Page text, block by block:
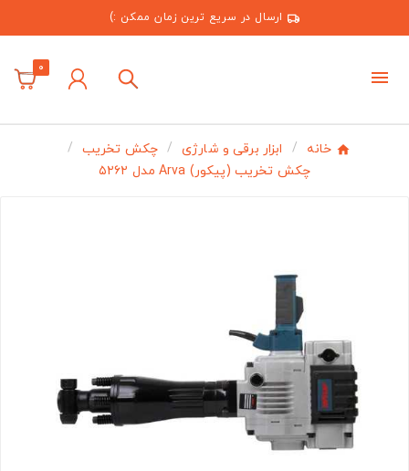
ارسال در سریع ترین زمان ممکن :)
0
خانه ابزار برقی و شارژی
چکش تخریب
چکش تخریب (پیکور) Arva مدل ۵۲۶۲